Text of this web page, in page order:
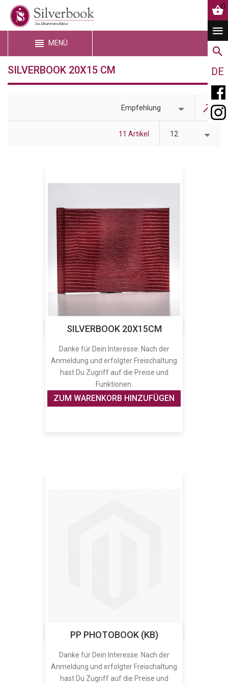
0
DE
MENÜ
SILVERBOOK 20X15 CM
Empfehlung
11 Artikel 12
SILVERBOOK 20X15CM
Danke für Dein Interesse. Nach der
Anmeldung und erfolgter Freischaltung
hast Du Zugriff auf die Preise und
Funktionen.
ZUM WARENKORB HINZUFÜGEN
PP PHOTOBOOK (KB)
Danke für Dein Interesse. Nach der
Anmeldung und erfolgter Freischaltung
hast Du Zugriff auf die Preise und